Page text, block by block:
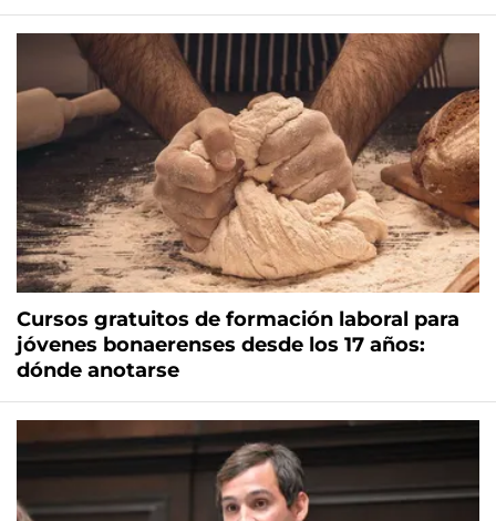
Cursos gratuitos de formación laboral para
jóvenes bonaerenses desde los 17 años:
dónde anotarse